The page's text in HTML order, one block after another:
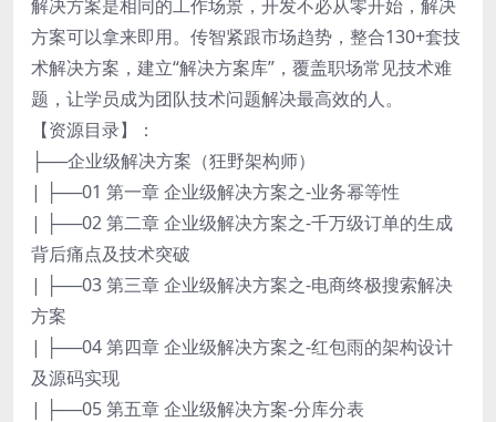
解决方案是相同的工作场景，开发不必从零开始，解决
方案可以拿来即用。传智紧跟市场趋势，整合130+套技
术解决方案，建立“解决方案库”，覆盖职场常见技术难
题，让学员成为团队技术问题解决最高效的人。
【资源目录】：
├──企业级解决方案（狂野架构师）
| ├──01 第一章 企业级解决方案之-业务幂等性
| ├──02 第二章 企业级解决方案之-千万级订单的生成
背后痛点及技术突破
| ├──03 第三章 企业级解决方案之-电商终极搜索解决
方案
| ├──04 第四章 企业级解决方案之-红包雨的架构设计
及源码实现
| ├──05 第五章 企业级解决方案-分库分表